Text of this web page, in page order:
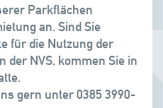
Parkflächen
an. Sind Sie
für die Nutzung der
der NVS, kommen Sie in
gern unter 0385 3990-